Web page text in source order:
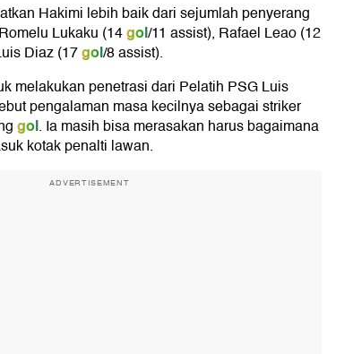
Hakimi lebih baik dari sejumlah penyerang
Lukaku (14gol/11 assist), Rafael Leao (12
Diaz (17gol/8 assist).
melakukan penetrasi dari Pelatih PSG Luis
pengalaman masa kecilnya sebagai striker
gol. Ia masih bisa merasakan harus bagaimana
kotak penalti lawan.
ADVERTISEMENT